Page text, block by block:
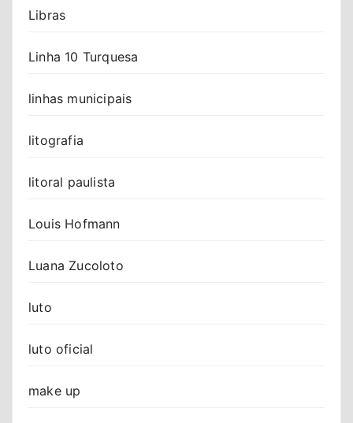
Libras
Linha 10 Turquesa
linhas municipais
litografia
litoral paulista
Louis Hofmann
Luana Zucoloto
luto
luto oficial
make up